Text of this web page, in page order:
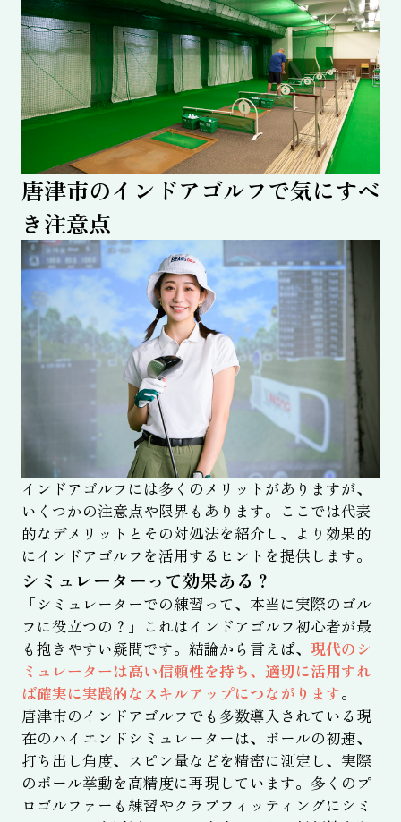
唐津市のインドアゴルフで気にすべ
き注意点
インドアゴルフには多くのメリットがありますが、
いくつかの注意点や限界もあります。ここでは代表
的なデメリットとその対処法を紹介し、より効果的
にインドアゴルフを活用するヒントを提供します。
シミュレーターって効果ある？
「シミュレーターでの練習って、本当に実際のゴル
フに役立つの？」これはインドアゴルフ初心者が最
も抱きやすい疑問です。結論から言えば、 現代のシ
ミュレーターは高い信頼性を持ち、適切に活用すれ
ば確実に実践的なスキルアップにつながります。
唐津市のインドアゴルフでも多数導入されている現
在のハイエンドシミュレーターは、ボールの初速、
打ち出し角度、スピン量などを精密に測定し、実際
のボール挙動を高精度に再現しています。多くのプ
ロゴルファーも練習やクラブフィッティングにシミ